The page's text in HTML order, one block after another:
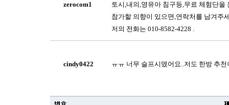
zerocom1
토시,내의,영유아 침구등,무료 체험단을
참가할 의향이 있으면,연락처를 남겨주
저의 전화는 010-8582-4228 .
cindy0422 ㅠㅠ 너무 슬프시뎄어요..저도 한방 추